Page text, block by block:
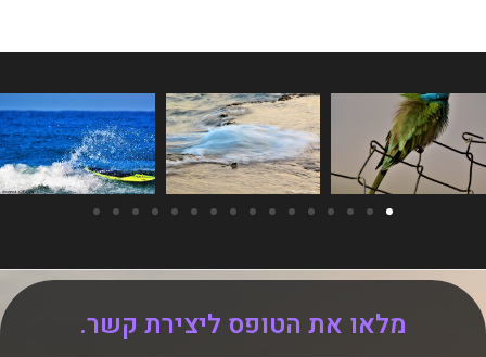
מלאו את הטופס ליצירת קשר.